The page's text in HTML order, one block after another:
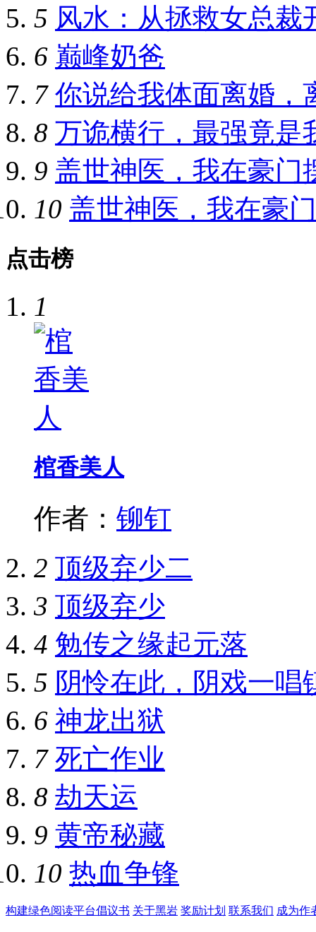
5 风水：从拯救女总裁
6 巅峰奶爸
7 你说给我体面离婚，
8 万诡横行，最强竟是
9 盖世神医，我在豪门
10 盖世神医，我在豪
点击榜
1
棺香美人
作者： 铆钉
2 顶级弃少二
3 顶级弃少
4 勉传之缘起元落
5 阴怜在此，阴戏一唱
6 神龙出狱
7 死亡作业
8 劫天运
9 黄帝秘藏
10 热血争锋
构建绿色阅读平台倡议书 关于黑岩 奖励计划 联系我们 成为作